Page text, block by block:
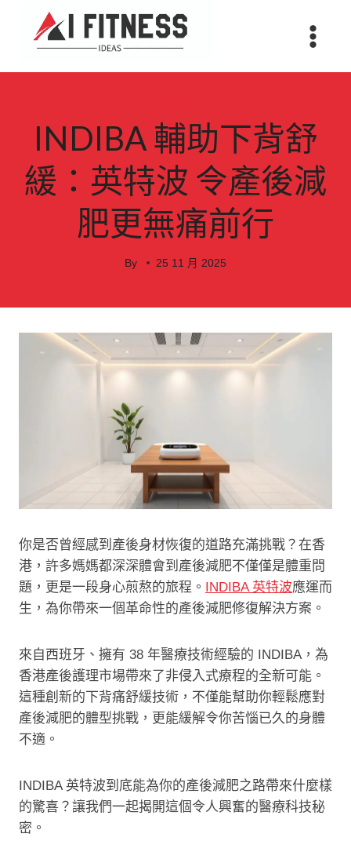
content
INDIBA 輔助下背舒
緩：英特波 令產後減
肥更無痛前行
By 25 11 月 2025
你是否曾經感到產後身材恢復的道路充滿挑戰？在香
港，許多媽媽都深深體會到產後減肥不僅僅是體重問
題，更是一段身心煎熬的旅程。 INDIBA 英特波應運而
生，為你帶來一個革命性的產後減肥修復解決方案。
來自西班牙、擁有 38 年醫療技術經驗的 INDIBA，為
香港產後護理市場帶來了非侵入式療程的全新可能。
這種創新的下背痛舒緩技術，不僅能幫助你輕鬆應對
產後減肥的體型挑戰，更能緩解令你苦惱已久的身體
不適。
INDIBA 英特波到底能為你的產後減肥之路帶來什麼樣
的驚喜？讓我們一起揭開這個令人興奮的醫療科技秘
密。